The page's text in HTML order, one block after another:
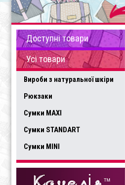
Доступні товари
Усі товари
Вироби з натуральної шкіри
Рюкзаки
Сумки MAXI
Сумки STANDART
Сумки MINI